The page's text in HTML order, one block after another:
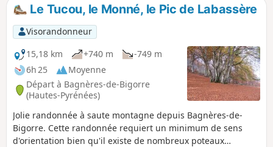
Le Tucou, le Monné, le Pic de Labassère
Visorandonneur
15,18 km
+740 m
-749 m
6h 25
Moyenne
Départ à Bagnères-de-Bigorre
(Hautes-Pyrénées)
Jolie randonnée à saute montagne depuis Bagnères-de-
Bigorre. Cette randonnée requiert un minimum de sens
d'orientation bien qu'il existe de nombreux poteaux